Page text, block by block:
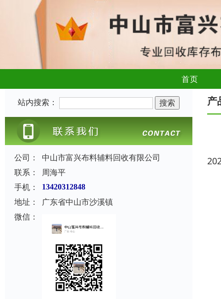
首页
站内搜索：
公司：
中山市富兴布料辅料回收有限公司
联系：
周海平
手机：
13420312848
地址：
广东省中山市沙溪镇
微信：
产